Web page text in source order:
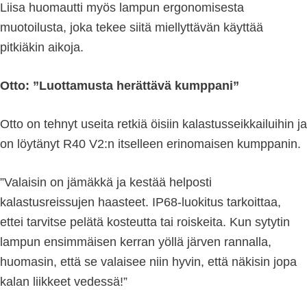
Liisa huomautti myös lampun ergonomisesta
muotoilusta, joka tekee siitä miellyttävän käyttää
pitkiäkin aikoja.
Otto: ”Luottamusta herättävä kumppani”
Otto on tehnyt useita retkiä öisiin kalastusseikkailuihin ja
on löytänyt R40 V2:n itselleen erinomaisen kumppanin.
”Valaisin on jämäkkä ja kestää helposti
kalastusreissujen haasteet. IP68-luokitus tarkoittaa,
ettei tarvitse pelätä kosteutta tai roiskeita. Kun sytytin
lampun ensimmäisen kerran yöllä järven rannalla,
huomasin, että se valaisee niin hyvin, että näkisin jopa
kalan liikkeet vedessä!”